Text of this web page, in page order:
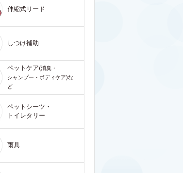
伸縮式リード
しつけ補助
ペットケア(消臭・
シャンプー・ボディケア)な
ど
ペットシーツ・
トイレタリー
雨具